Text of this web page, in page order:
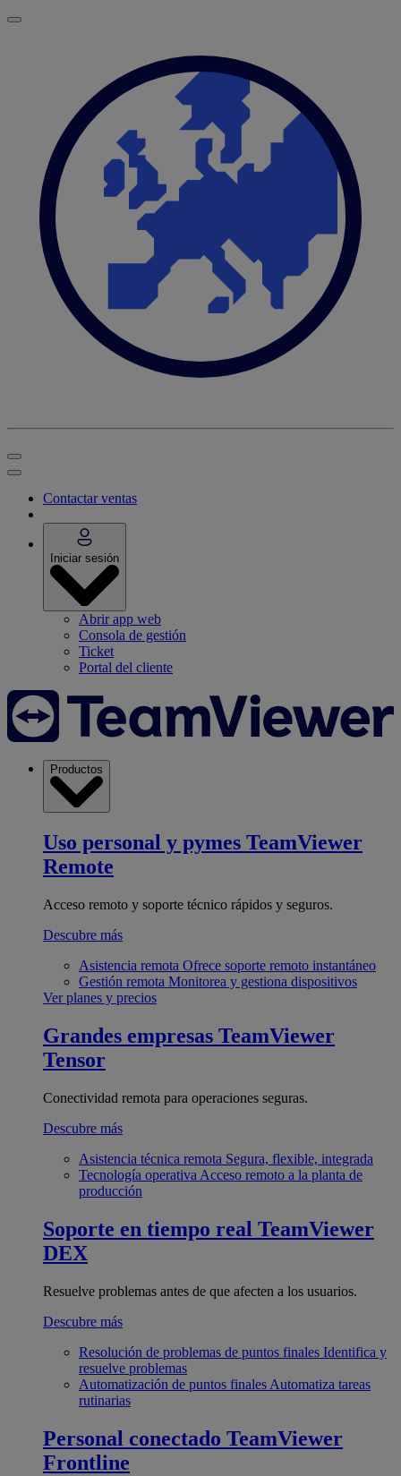
Contactar ventas
Iniciar sesión
Abrir app web
Consola de gestión
Ticket
Portal del cliente
Productos
Uso personal y pymes TeamViewer
Remote
Acceso remoto y soporte técnico rápidos y seguros.
Descubre más
Asistencia remota Ofrece soporte remoto instantáneo
Gestión remota Monitorea y gestiona dispositivos
Ver planes y precios
Grandes empresas TeamViewer
Tensor
Conectividad remota para operaciones seguras.
Descubre más
Asistencia técnica remota Segura, flexible, integrada
Tecnología operativa Acceso remoto a la planta de
producción
Soporte en tiempo real TeamViewer
DEX
Resuelve problemas antes de que afecten a los usuarios.
Descubre más
Resolución de problemas de puntos finales Identifica y
resuelve problemas
Automatización de puntos finales Automatiza tareas
rutinarias
Personal conectado TeamViewer
Frontline